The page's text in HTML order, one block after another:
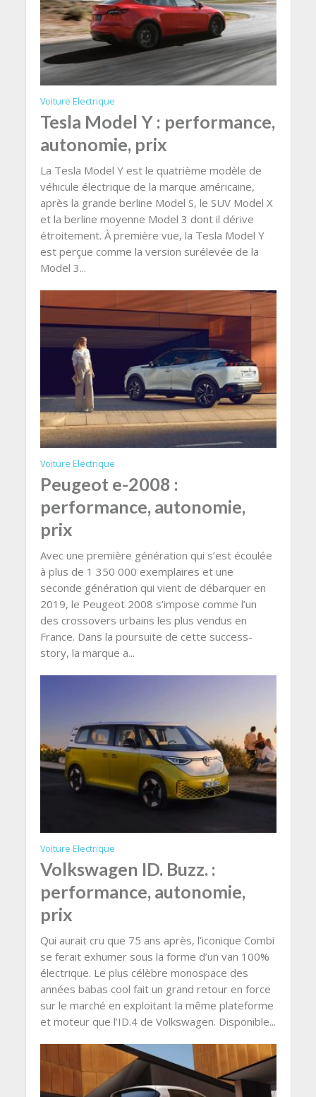
Voiture Electrique
Tesla Model Y : performance,
autonomie, prix
La Tesla Model Y est le quatrième modèle de
véhicule électrique de la marque américaine,
après la grande berline Model S, le SUV Model X
et la berline moyenne Model 3 dont il dérive
étroitement. À première vue, la Tesla Model Y
est perçue comme la version surélevée de la
Model 3...
Voiture Electrique
Peugeot e-2008 :
performance, autonomie,
prix
Avec une première génération qui s’est écoulée
à plus de 1 350 000 exemplaires et une
seconde génération qui vient de débarquer en
2019, le Peugeot 2008 s’impose comme l’un
des crossovers urbains les plus vendus en
France. Dans la poursuite de cette success-
story, la marque a...
Voiture Electrique
Volkswagen ID. Buzz. :
performance, autonomie,
prix
Qui aurait cru que 75 ans après, l’iconique Combi
se ferait exhumer sous la forme d’un van 100%
électrique. Le plus célèbre monospace des
années babas cool fait un grand retour en force
sur le marché en exploitant la même plateforme
et moteur que l’ID.4 de Volkswagen. Disponible...